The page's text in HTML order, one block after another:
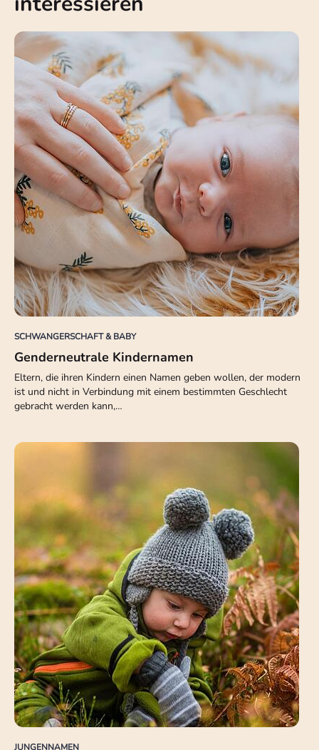
SCHWANGERSCHAFT & BABY
Genderneutrale Kindernamen
Eltern, die ihren Kindern einen Namen geben wollen, der modern
ist und nicht in Verbindung mit einem bestimmten Geschlecht
gebracht werden kann,…
JUNGENNAMEN